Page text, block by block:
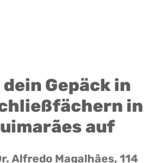
Gepäck in
in
auf
Alfredo Magalhães, 114